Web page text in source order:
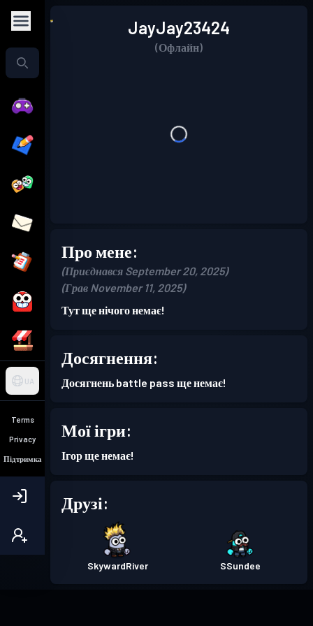
UA
Terms
Privacy
Підтримка
JayJay23424
(Офлайн)
Про мене:
(Приєднався September 20, 2025)
(Грав November 11, 2025)
Тут ще нічого немає!
Досягнення:
Досягнень battle pass ще немає!
Мої ігри:
Ігор ще немає!
Друзі:
SkywardRiver SSundee